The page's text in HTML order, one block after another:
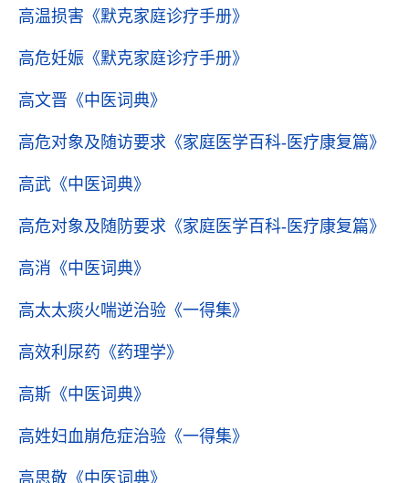
高温损害 《默克家庭诊疗手册》
高危妊娠 《默克家庭诊疗手册》
高文晋 《中医词典》
高危对象及随访要求 《家庭医学百科-医疗康复篇》
高武 《中医词典》
高危对象及随防要求 《家庭医学百科-医疗康复篇》
高消 《中医词典》
高太太痰火喘逆治验 《一得集》
高效利尿药 《药理学》
高斯 《中医词典》
高姓妇血崩危症治验 《一得集》
高思敬 《中医词典》